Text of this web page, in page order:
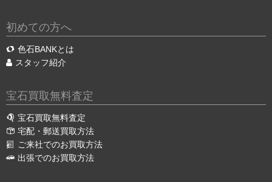
初めての方へ
色石BANKとは
スタッフ紹介
宝石買取無料査定
宝石買取無料査定
宅配・郵送買取方法
ご来社でのお買取方法
出張でのお買取方法